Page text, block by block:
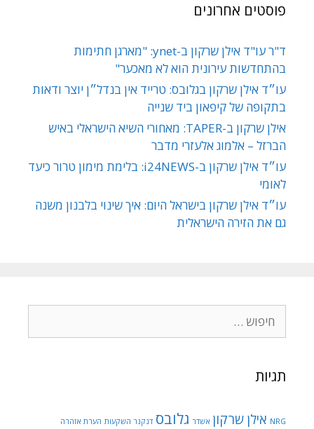
פוסטים אחרונים
ד"ר עו"ד אילן שרקון ב-ynet: "מארגן חתימות
בהתחדשות עירונית הוא לא מאכער"
עו״ד אילן שרקון בגלובס: טרייד אין בנדל״ן יוצר ודאות
בתקופה של קיפאון ביד שנייה
אילן שרקון ב-TAPER: מאחורי השיא הישראלי באיש
הברזל – אלמוג אלעזרי מדבר
עו״ד אילן שרקון ב-i24NEWS: בלימת מימון טרור כיעד
לאומי
עו״ד אילן שרקון בישראל היום: איך שינוי בלבנון משנה
גם את הזירה הישראלית
תגיות
NRG אילן שרקון אשדר גלובס דנקנר השקעות הערת אזהרה